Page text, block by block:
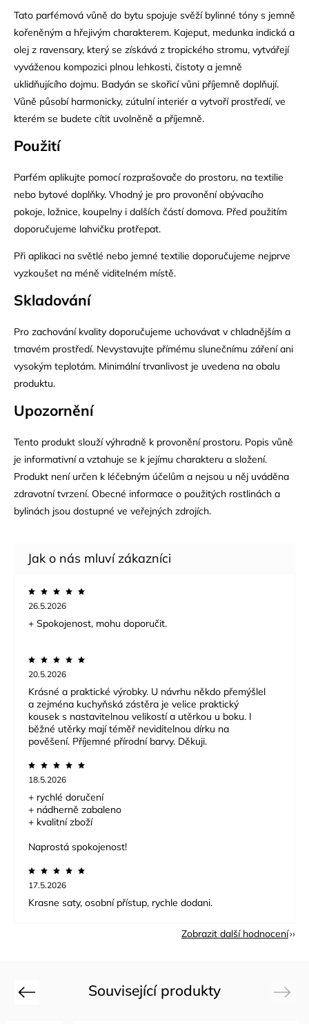
Tato parfémová vůně do bytu spojuje svěží bylinné tóny s jemně
kořeněným a hřejivým charakterem. Kajeput, medunka indická a
olej z ravensary, který se získává z tropického stromu, vytvářejí
vyváženou kompozici plnou lehkosti, čistoty a jemně
uklidňujícího dojmu. Badyán se skořicí vůni příjemně doplňují.
Vůně působí harmonicky, zútulní interiér a vytvoří prostředí, ve
kterém se budete cítit uvolněně a příjemně.
Použití
Parfém aplikujte pomocí rozprašovače do prostoru, na textilie
nebo bytové doplňky. Vhodný je pro provonění obývacího
pokoje, ložnice, koupelny i dalších částí domova. Před použitím
doporučujeme lahvičku protřepat.
Při aplikaci na světlé nebo jemné textilie doporučujeme nejprve
vyzkoušet na méně viditelném místě.
Skladování
Pro zachování kvality doporučujeme uchovávat v chladnějším a
tmavém prostředí. Nevystavujte přímému slunečnímu záření ani
vysokým teplotám. Minimální trvanlivost je uvedena na obalu
produktu.
Upozornění
Tento produkt slouží výhradně k provonění prostoru. Popis vůně
je informativní a vztahuje se k jejímu charakteru a složení.
Produkt není určen k léčebným účelům a nejsou u něj uváděna
zdravotní tvrzení. Obecné informace o použitých rostlinách a
bylinách jsou dostupné ve veřejných zdrojích.
26.5.2026
+ Spokojenost, mohu doporučit.
20.5.2026
Krásné a praktické výrobky. U návrhu někdo přemýšlel
a zejména kuchyňská zástěra je velice praktický
kousek s nastavitelnou velikostí a utěrkou u boku. I
běžné utěrky mají téměř neviditelnou dírku na
pověšení. Příjemné přírodní barvy. Děkuji.
18.5.2026
+ rychlé doručení
+ nádherně zabaleno
+ kvalitní zboží
Naprostá spokojenost!
17.5.2026
Krasne saty, osobní přístup, rychle dodani.
Zobrazit další hodnocení
Související produkty
Previous Next